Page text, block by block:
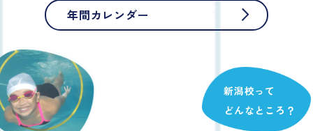
年間カレンダー
新潟校って
どんなところ？